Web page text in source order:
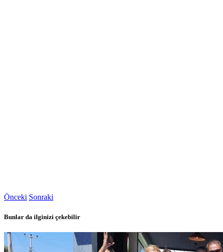
Önceki Sonraki
Bunlar da ilginizi çekebilir